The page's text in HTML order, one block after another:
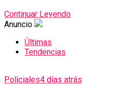
Continuar Leyendo
Anuncio
Últimas
Tendencias
Policiales4 días atrás